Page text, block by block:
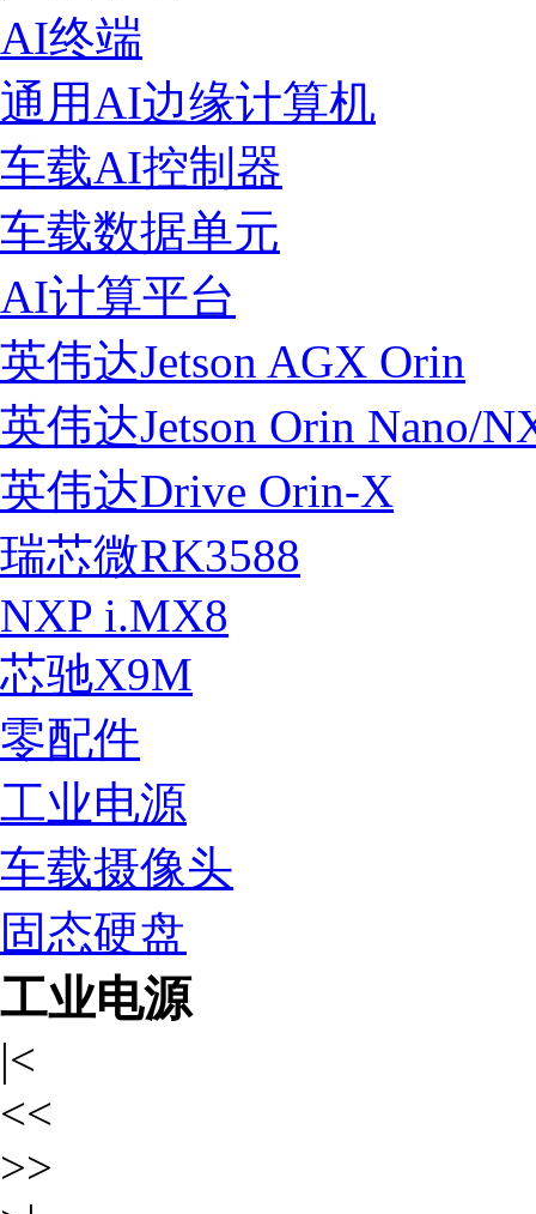
AI终端
通用AI边缘计算机
车载AI控制器
车载数据单元
AI计算平台
英伟达Jetson AGX Orin
英伟达Jetson Orin Nano/
英伟达Drive Orin-X
瑞芯微RK3588
NXP i.MX8
芯驰X9M
零配件
工业电源
车载摄像头
固态硬盘
工业电源
|<
<<
>>